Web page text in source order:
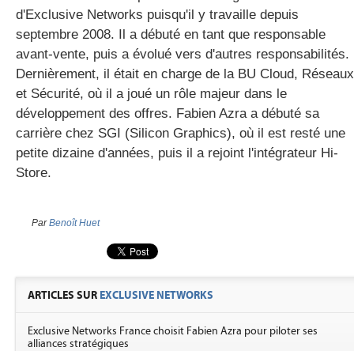
d'Exclusive Networks puisqu'il y travaille depuis
septembre 2008. Il a débuté en tant que responsable
avant-vente, puis a évolué vers d'autres responsabilités.
Dernièrement, il était en charge de la BU Cloud, Réseaux
et Sécurité, où il a joué un rôle majeur dans le
développement des offres. Fabien Azra a débuté sa
carrière chez SGI (Silicon Graphics), où il est resté une
petite dizaine d'années, puis il a rejoint l'intégrateur Hi-
Store.
ParBenoît Huet
ARTICLES SUR EXCLUSIVE NETWORKS
Exclusive Networks France choisit Fabien Azra pour piloter ses
alliances stratégiques